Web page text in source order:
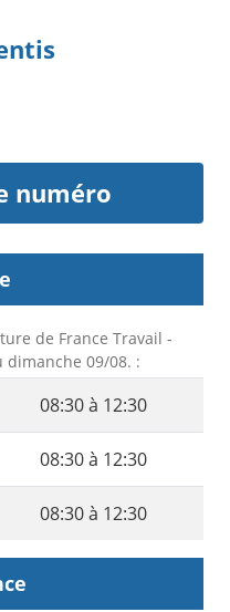
numéro
de France Travail -
09/08. :
08:30 à 12:30
08:30 à 12:30
08:30 à 12:30